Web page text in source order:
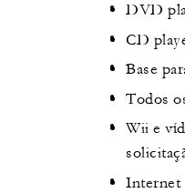
DVD
CD
Base
Todos
Wii e
Internet